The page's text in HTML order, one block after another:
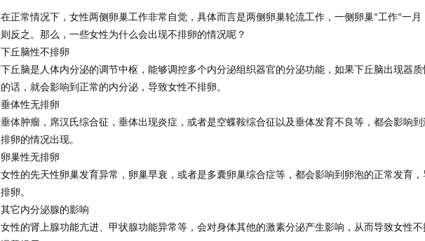
在正常情况下，女性两侧卵巢工作非常自觉，具体而言是两侧卵巢轮流工作，一侧卵巢“工作”一月
则反之。那么，一些女性为什么会出现不排卵的情况呢？
下丘脑性不排卵
下丘脑是人体内分泌的调节中枢，能够调控多个内分泌组织器官的分泌功能，如果下丘脑出现器
的话，就会影响到正常的内分泌，导致女性不排卵。
垂体性无排卵
垂体肿瘤，席汉氏综合征，垂体出现炎症，或者是空蝶鞍综合征以及垂体发育不良等，都会影响
排卵的情况出现。
卵巢性无排卵
女性的先天性卵巢发育异常，卵巢早衰，或者是多囊卵巢综合症等，都会影响到卵泡的正常发育
排卵。
其它内分泌腺的影响
女性的肾上腺功能亢进、甲状腺功能异常等，会对身体其他的激素分泌产生影响，从而导致女性不